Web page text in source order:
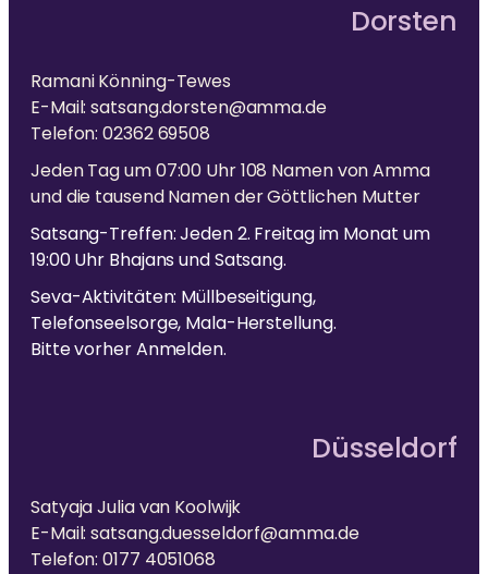
Dorsten
Ramani Könning-Tewes
E-Mail: satsang.dorsten@amma.de
Telefon: 02362 69508
Jeden Tag um 07:00 Uhr 108 Namen von Amma
und die tausend Namen der Göttlichen Mutter
Satsang-Treffen: Jeden 2. Freitag im Monat um
19:00 Uhr Bhajans und Satsang.
Seva-Aktivitäten: Müllbeseitigung,
Telefonseelsorge, Mala-Herstellung.
Bitte vorher Anmelden.
Düsseldorf
Satyaja Julia van Koolwijk
E-Mail: satsang.duesseldorf@amma.de
Telefon: 0177 4051068